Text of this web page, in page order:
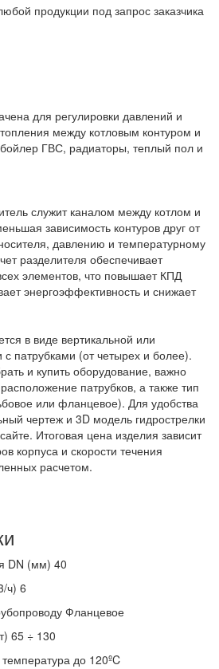
продукции под запрос заказчика
для регулировки давлений и
между котловым контуром и
ГВС, радиаторы, теплый пол и
служит каналом между котлом и
зависимость контуров друг от
давлению и температурному
разделителя обеспечивает
элементов, что повышает КПД
энергоэффективность и снижает
в виде вертикальной или
с патрубками (от четырех и более).
и купить оборудование, важно
патрубков, а также тип
или фланцевое). Для удобства
чертеж и 3D модель гидрострелки
Итоговая цена изделия зависит
корпуса и скорости течения
расчетом.
DN (мм) 40
ч) 6
Фланцевое
65 ÷ 130
до 120ºC